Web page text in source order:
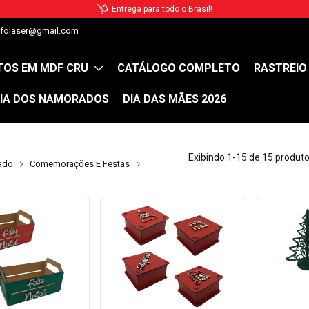
EM MDF CRU CATÁLOGO COMPLETO RASTREIO
DOS NAMORADOS DIA DAS MÃES 2026
Comemorações E Festas
Exibindo 1-15 de 15